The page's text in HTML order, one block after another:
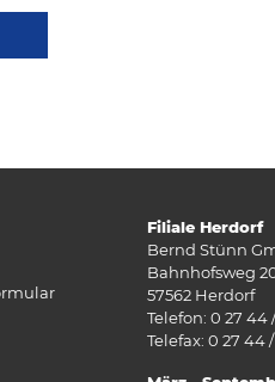
Filiale Herdorf
Bernd Stünn
Bahnhofsweg
57562 Herdorf
Telefon: 0 27 44 /
Telefax: 0 27 44 /